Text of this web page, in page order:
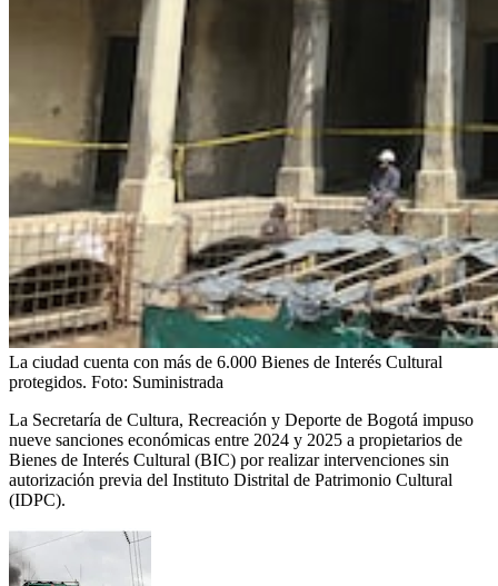
La ciudad cuenta con más de 6.000 Bienes de Interés Cultural
protegidos. Foto: Suministrada
La Secretaría de Cultura, Recreación y Deporte de Bogotá impuso
nueve sanciones económicas entre 2024 y 2025 a propietarios de
Bienes de Interés Cultural (BIC) por realizar intervenciones sin
autorización previa del Instituto Distrital de Patrimonio Cultural
(IDPC).